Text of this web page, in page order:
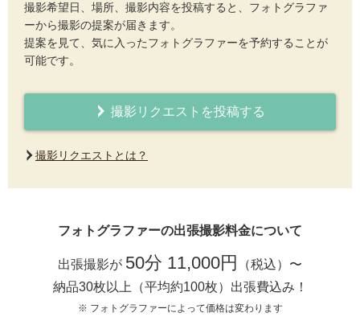
撮影希望日、場所、撮影内容を投稿すると、フォトグラファ
ーから撮影の提案が届きます。
提案を見て、気に入ったフォトグラファーを予約することが
可能です。
撮影リクエストを投稿する
撮影リクエストとは？
フォトグラファーの出張撮影料金について
出張撮影が 50分 11,000円
（税込）〜
納品30枚以上（平均約100枚）出張費込み！
※ フォトグラファーによって価格は変わります